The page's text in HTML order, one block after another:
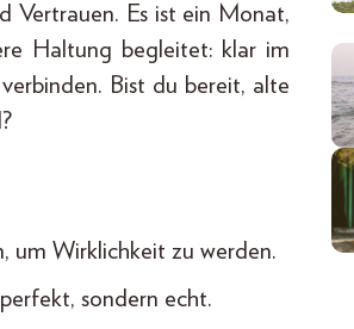
Vertrauen. Es ist ein Monat,
Haltung begleitet: klar im
Bist du bereit, alte
um Wirklichkeit zu werden.
sondern echt.